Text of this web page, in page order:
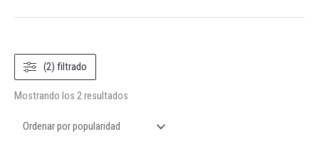
(2) filtrado
Mostrando los 2 resultados